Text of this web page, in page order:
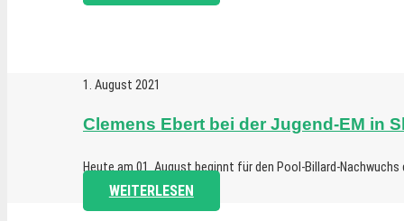
1. August 2021
Clemens Ebert bei der Jugend-EM in
Heute am 01. August beginnt für den Pool-Billard-
WEITERLESEN